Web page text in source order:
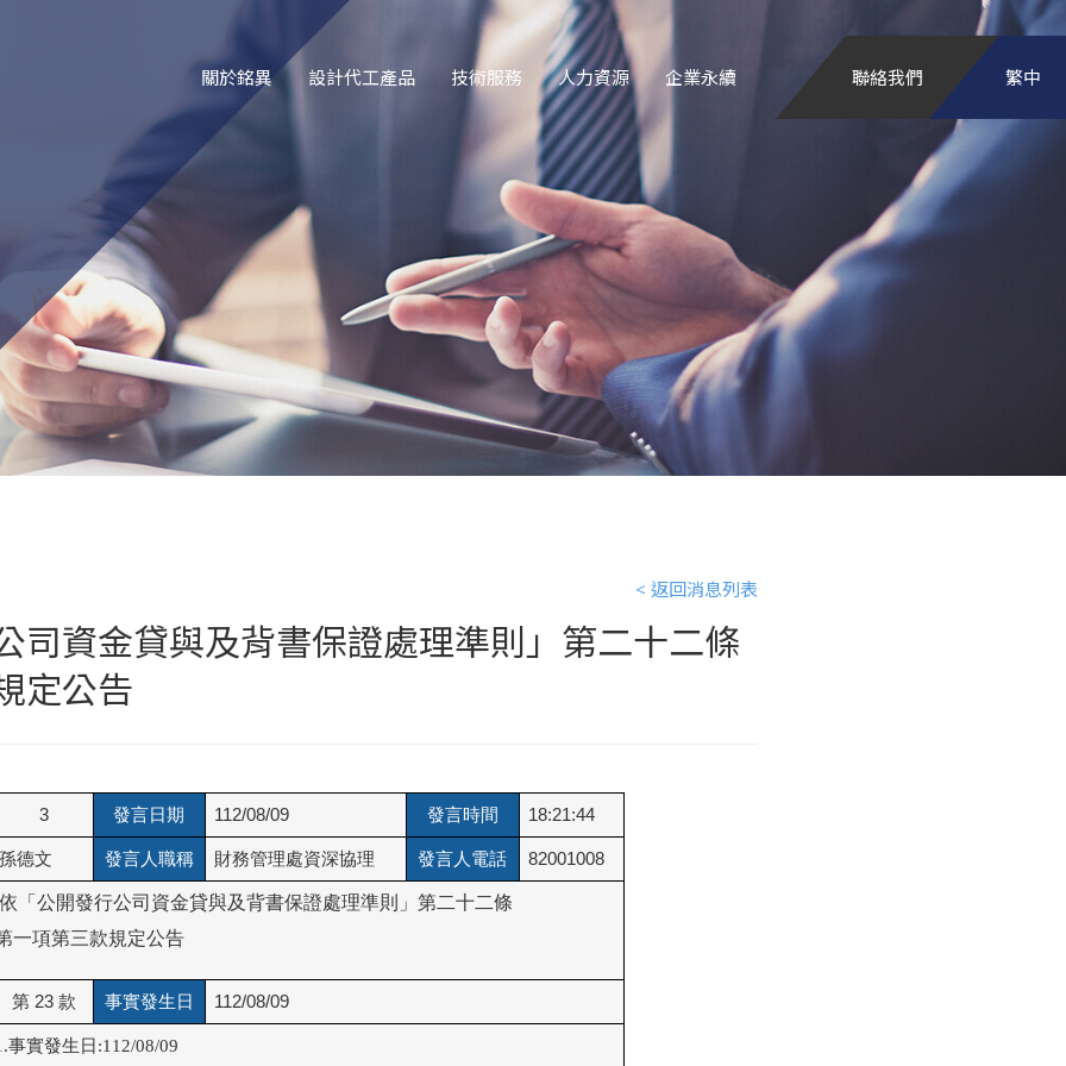
關於銘異 設計代工產品 技術服務 人力資源 企業永續 聯絡我們 繁中
< 返回消息列表
司資金貸與及背書保證處理準則」第二十二條
定公告
3 發言日期 112/08/09 發言時間 18:21:44
德文 發言人職稱 財務管理處資深協理 發言人電話 82001008
「公開發行公司資金貸與及背書保證處理準則」第二十二條
一項第三款規定公告
23 款 事實發生日 112/08/09
事實發生日:112/08/09